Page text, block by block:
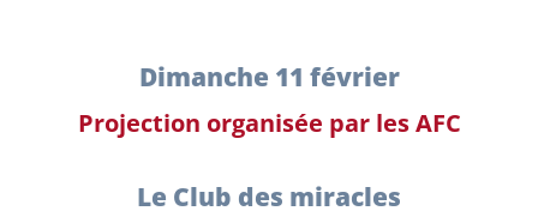
Dimanche 11 février
Projection organisée par les AFC
Le Club des miracles